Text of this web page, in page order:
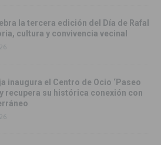
la tercera edición del Día de Rafal
cultura y convivencia vecinal
inaugura el Centro de Ocio ‘Paseo
recupera su histórica conexión con